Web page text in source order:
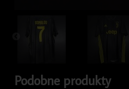
Podobne produkty